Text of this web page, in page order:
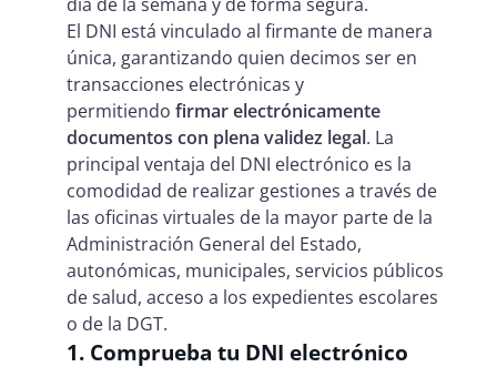
El DNI está vinculado al firmante de manera
única, garantizando quien decimos ser en
transacciones electrónicas y
permitiendo firmar electrónicamente
documentos con plena validez legal. La
principal ventaja del DNI electrónico es la
comodidad de realizar gestiones a través de
las oficinas virtuales de la mayor parte de la
Administración General del Estado,
autonómicas, municipales, servicios públicos
de salud, acceso a los expedientes escolares
o de la DGT.
1. Comprueba tu DNI electrónico